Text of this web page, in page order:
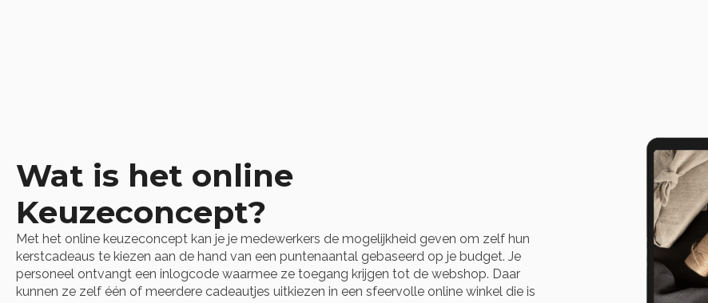
Wat is het online
Keuzeconcept?
Met het online keuzeconcept kan je je medewerkers de mogelijkheid geven om zelf hun
kerstcadeaus te kiezen aan de hand van een puntenaantal gebaseerd op je budget. Je
personeel ontvangt een inlogcode waarmee ze toegang krijgen tot de webshop. Daar
kunnen ze zelf één of meerdere cadeautjes uitkiezen in een sfeervolle online winkel die is